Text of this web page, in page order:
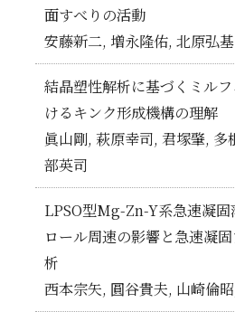
面すべりの活動
安藤新二, 増永隆佑, 北原弘基
結晶塑性解析に基づくミル
けるキンク形成機構の理解
眞山剛, 萩原幸司, 君塚肇, 多
部英司
LPSO型Mg-Zn-Y系急速凝
ロール周速の影響と急速凝
析
西本宗矢, 圓谷貴夫, 山崎倫